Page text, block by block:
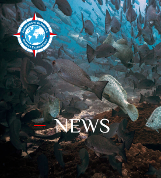
NEWS